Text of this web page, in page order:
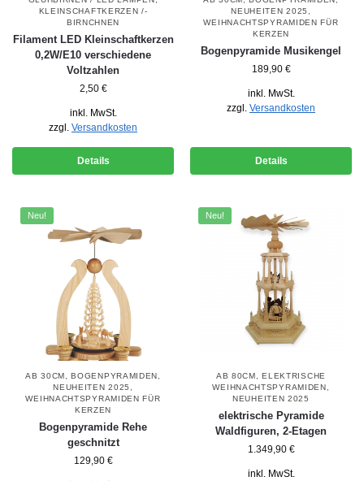
KLEINSCHAFTKERZEN /-
BIRNCHNEN
Filament LED Kleinschaftkerzen
0,2W/E10 verschiedene
Voltzahlen
2,50 €
inkl. MwSt.
zzgl. Versandkosten
Details
NEUHEITEN 2025
WEIHNACHTSPYRAMIDEN FÜR
KERZEN
Bogenpyramide Musikengel
189,90 €
inkl. MwSt.
zzgl. Versandkosten
Details
Neu!
AB 30CM ,BOGENPYRAMIDEN
NEUHEITEN 2025
WEIHNACHTSPYRAMIDEN FÜR
KERZEN
Bogenpyramide Rehe
geschnitzt
129,90 €
Neu!
AB 80CM ,ELEKTRISCHE
WEIHNACHTSPYRAMIDEN
NEUHEITEN 2025
elektrische Pyramide
Waldfiguren, 2-Etagen
1.349,90 €
inkl. MwSt.